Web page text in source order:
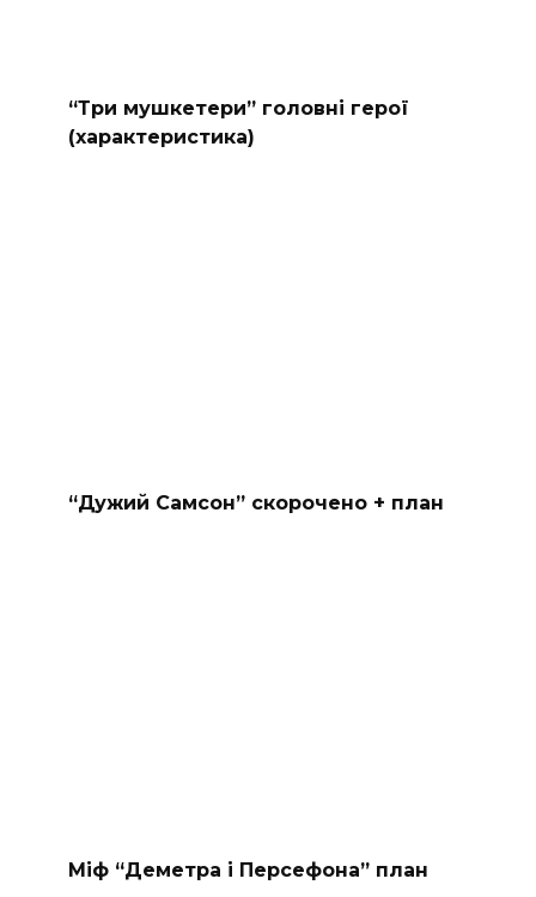
“Три мушкетери” головні герої
(характеристика)
“Дужий Самсон” скорочено + план
Міф “Деметра і Персефона” план